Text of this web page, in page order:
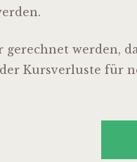
werden,
Kursverluste für